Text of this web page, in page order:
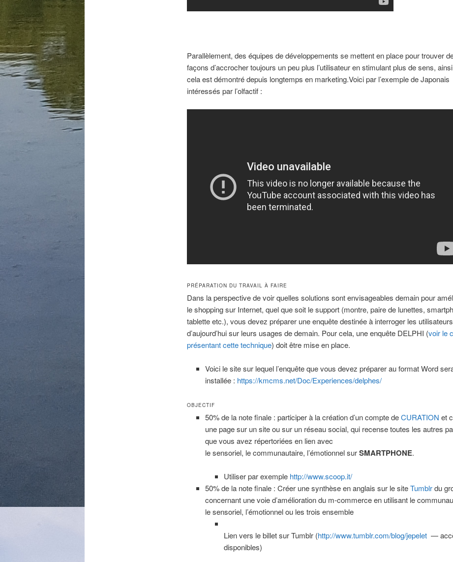
Parallèlement, des équipes de développements se mettent en place pour trouver
façons d’accrocher toujours un peu plus l’utilisateur en stimulant plus de sens,
cela est démontré depuis longtemps en marketing.Voici par l’exemple de Japonais
intéressés par l’olfactif :
PRÉPARATION DU TRAVAIL À FAIRE
Dans la perspective de voir quelles solutions sont envisageables demain pour
le shopping sur Internet, quel que soit le support (montre, paire de lunettes,
tablette etc.), vous devez préparer une enquête destinée à interroger les utilisateurs
d’aujourd’hui sur leurs usages de demain. Pour cela, une enquête DELPHI (voir le
présentant cette technique) doit être mise en place.
Voici le site sur lequel l’enquête que vous devez préparer au format Word
installée : https://kmcms.net/Doc/Experiences/delphes/
OBJECTIF
50% de la note finale : participer à la création d’un compte deCURATION et
une page sur un site ou sur un réseau social, qui recense toutes les autres
que vous avez répertoriées en lien avec
le sensoriel, le communautaire, l’émotionnel surSMARTPHONE.
Utiliser par exemple http://www.scoop.it/
50% de la note finale : Créer une synthèse en anglais sur le siteTumblrdu
concernant une voie d’amélioration du m-commerce en utilisant le
le sensoriel, l’émotionnel ou les trois ensemble
Lien vers le billet sur Tumblr (http://www.tumblr.com/blog/jepelet—
disponibles)